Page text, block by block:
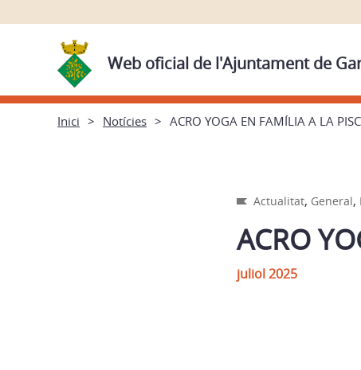
Web oficial de l'Ajuntament de
Inici Notícies ACRO YOGA EN FAMÍLIA A LA
Actualitat, General,
ACRO
juliol 2025